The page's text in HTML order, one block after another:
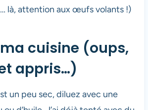
là, attention aux œufs volants !)
cuisine (oups,
appris…)
un peu sec, diluez avec une